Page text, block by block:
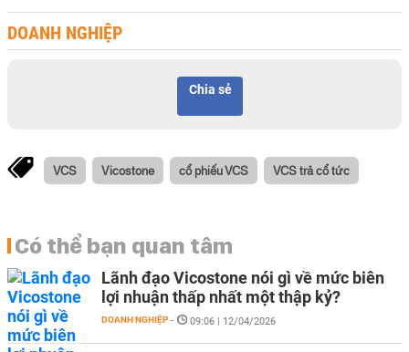
DOANH NGHIỆP
Chia sẻ
VCS Vicostone cổ phiếu VCS VCS trả cổ tức
Có thể bạn quan tâm
Lãnh đạo Vicostone nói gì về mức biên
lợi nhuận thấp nhất một thập kỷ?
DOANH NGHIỆP - 09:06 | 12/04/2026